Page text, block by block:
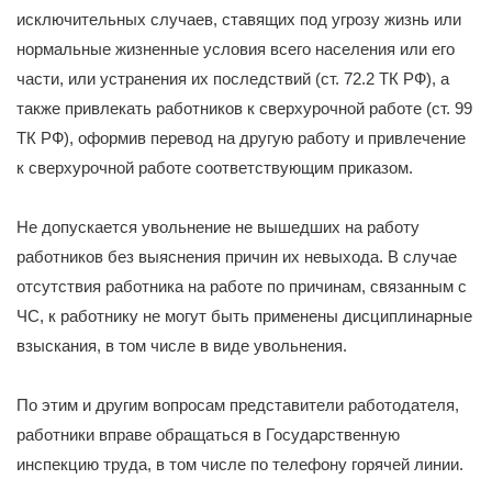
исключительных случаев, ставящих под угрозу жизнь или
нормальные жизненные условия всего населения или его
части, или устранения их последствий (ст. 72.2 ТК РФ), а
также привлекать работников к сверхурочной работе (ст. 99
ТК РФ), оформив перевод на другую работу и привлечение
к сверхурочной работе соответствующим приказом.
Не допускается увольнение не вышедших на работу
работников без выяснения причин их невыхода. В случае
отсутствия работника на работе по причинам, связанным с
ЧС, к работнику не могут быть применены дисциплинарные
взыскания, в том числе в виде увольнения.
По этим и другим вопросам представители работодателя,
работники вправе обращаться в Государственную
инспекцию труда, в том числе по телефону горячей линии.